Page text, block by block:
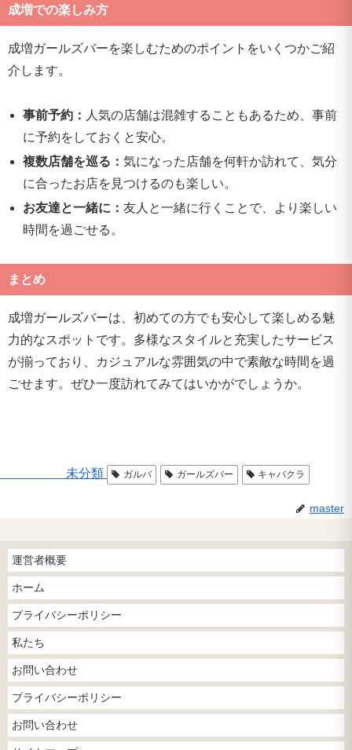
成増での楽しみ方
成増ガールズバーを楽しむためのポイントをいくつかご紹
介します。
事前予約： 人気の店舗は混雑することもあるため、事前
に予約をしておくと安心。
複数店舗を巡る：気になった店舗を何軒か訪れて、気分
に合ったお店を見つけるのも楽しい。
お友達と一緒に：友人と一緒に行くことで、より楽しい
時間を過ごせる。
まとめ
成増ガールズバーは、初めての方でも安心して楽しめる魅
力的なスポットです。多様なスタイルと充実したサービス
が揃っており、カジュアルな雰囲気の中で素敵な時間を過
ごせます。ぜひ一度訪れてみてはいかがでしょうか。
未分類 ガルバ ガールズバー キャバクラ
master
運営者概要
ホーム
プライバシーポリシー
私たち
お問い合わせ
プライバシーポリシー
お問い合わせ